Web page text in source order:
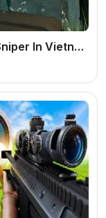
Baby Sniper In Vietnam